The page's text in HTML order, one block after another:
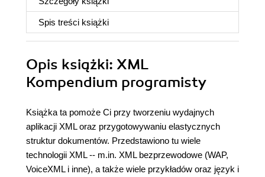
Spis treści książki
Opis książki: XML
Kompendium programisty
Książka ta pomoże Ci przy tworzeniu wydajnych
aplikacji XML oraz przygotowywaniu elastycznych
struktur dokumentów. Przedstawiono tu wiele
technologii XML -- m.in. XML bezprzewodowe (WAP,
VoiceXML i inne), a także wiele przykładów oraz język i